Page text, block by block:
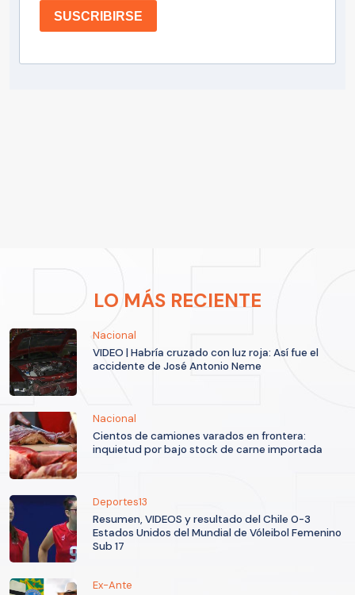
SUSCRIBIRSE
LO MÁS RECIENTE
Nacional
VIDEO | Habría cruzado con luz roja: Así fue el
accidente de José Antonio Neme
Nacional
Cientos de camiones varados en frontera:
inquietud por bajo stock de carne importada
Deportes13
Resumen, VIDEOS y resultado del Chile 0-3
Estados Unidos del Mundial de Vóleibol Femenino
Sub 17
Ex-Ante